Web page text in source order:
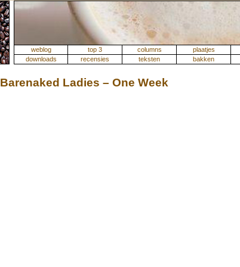
weblog top 3 columns plaatjes
downloads
recensies teksten bakken
Barenaked Ladies – One Week